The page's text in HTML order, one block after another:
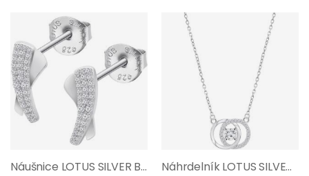
Náušnice LOTUS SILVER Beyond Classics AG 925/1000 LP3845-4/1 Náhrdelník LOTUS SILVER Beyond Classics AG 925/1000 LP3820-1/1